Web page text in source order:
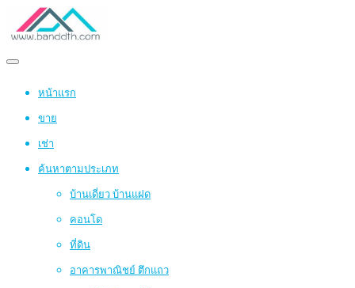
หน้าแรก
ขาย
เช่า
ค้นหาตามประเภท
บ้านเดี่ยว บ้านแฝด
คอนโด
ที่ดิน
อาคารพาณิชย์ ตึกแถว